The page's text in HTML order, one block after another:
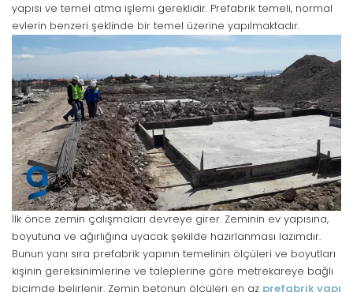
yapısı ve temel atma işlemi gereklidir. Prefabrik temeli, normal
evlerin benzeri şeklinde bir temel üzerine yapılmaktadır.
İlk önce zemin çalışmaları devreye girer. Zeminin ev yapısına,
boyutuna ve ağırlığına uyacak şekilde hazırlanması lazımdır.
Bunun yanı sıra prefabrik yapının temelinin ölçüleri ve boyutları
kişinin gereksinimlerine ve taleplerine göre metrekareye bağlı
biçimde belirlenir. Zemin betonun ölçüleri en az prefabrik yapı